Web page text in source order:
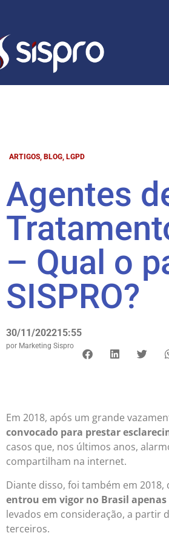
ARTIGOS, BLOG, LGPD
Agentes
– Qual o
SISPRO?
30/11/202215:55
por Marketing Sispro
Em 2018, após um grande
convocado para prestar
casos que, nos últimos anos,
compartilham na internet.
Diante disso, foi também em
entrou em vigor no Brasil apenas
levados em consideração, a partir
terceiros.